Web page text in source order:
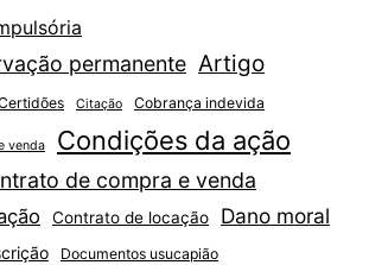
permanente Artigo
Citação Cobrança indevida
venda Condições da ação
de compra e venda
Contrato de locação Dano moral
Documentos usucapião